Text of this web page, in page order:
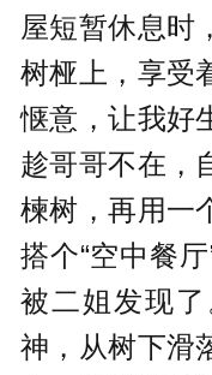
屋短暂休息时
树桠上，享受
惬意，让我好
趁哥哥不在，
楝树，再用一
搭个“空中餐
被二姐发现
神，从树下滑